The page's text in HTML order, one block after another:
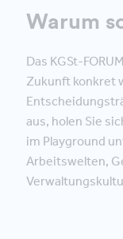
Warum
Das KGSt-
Zukunft konkret
aus, holen Sie
im Playground
Arbeitswelten,